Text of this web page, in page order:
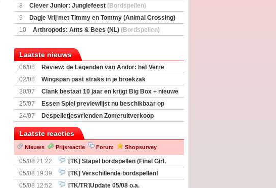
Encounters(Bordspellen)
8 Clever Junior: Junglefeest (Bordspellen)
9
Dagje Vrij met Timmy en Tommy (Animal Crossing)
(77059)(Ideas)
10 Arthropods: Ants & Bees (NL) (Bordspellen)
Laatste nieuws
06/08
Review: de Legenden van Andor: het Verre
Land
02/08
Wingspan past straks in je broekzak
30/07
Clank bestaat 10 jaar en krijgt Big Box + nieuwe
uitbreiding
25/07
Essen Spiel previewlijst nu beschikbaar op
Boardgamegeek
24/07
Despelletjesvrienden Zomeruitverkoop
Laatste reacties
Nieuws Prijsreactie Forum Shopsurvey
05/08 21:22
[TK] Stapel bordspellen (Final Girl,
Nemesis Retaliation, Zombicide Invader)
05/08 19:39
[TK] Verschillende bordspellen!
05/08 12:52
[TK/TR]Update 05/08 o.a.